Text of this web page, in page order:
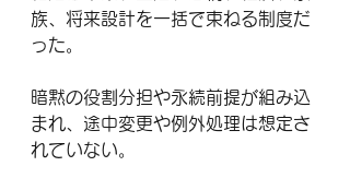
族、将来設計を一括で束ねる制度だ
った。
暗黙の役割分担や永続前提が組み込
まれ、途中変更や例外処理は想定さ
れていない。